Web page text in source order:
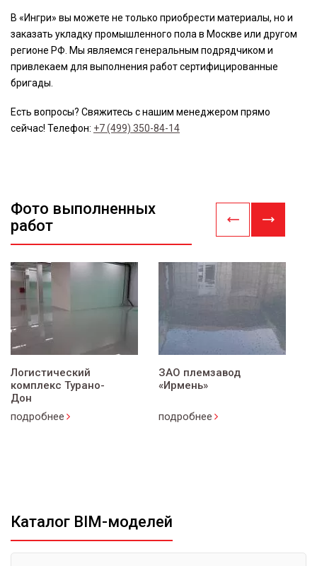
В «Ингри» вы можете не только приобрести материалы, но и
заказать укладку промышленного пола в Москве или другом
регионе РФ. Мы являемся генеральным подрядчиком и
привлекаем для выполнения работ сертифицированные
бригады.
Есть вопросы? Свяжитесь с нашим менеджером прямо
сейчас! Телефон: +7 (499) 350-84-14
Фото выполненных
работ
Логистический
комплекс Турано-
Дон
подробнее
ЗАО племзавод
«Ирмень»
подробнее
Каталог BIM-моделей